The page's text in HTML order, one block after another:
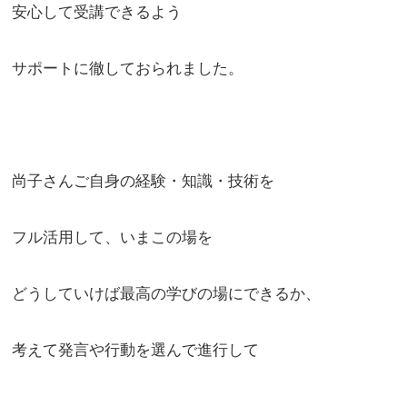
安心して受講できるよう
サポートに徹しておられました。
尚子さんご自身の経験・知識・技術を
フル活用して、いまこの場を
どうしていけば最高の学びの場にできるか、
考えて発言や行動を選んで進行して